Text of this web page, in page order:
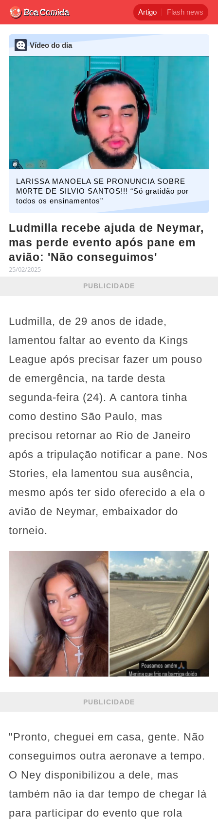
Artigo Flash news
Vídeo do dia
LARISSA MANOELA SE PRONUNCIA SOBRE
M0RTE DE SILVIO SANTOS!!! “Só gratidão por
todos os ensinamentos"
Ludmilla recebe ajuda de Neymar,
mas perde evento após pane em
avião: 'Não conseguimos'
25/02/2025
PUBLICIDADE
Ludmilla, de 29 anos de idade,
lamentou faltar ao evento da Kings
League após precisar fazer um pouso
de emergência, na tarde desta
segunda-feira (24). A cantora tinha
como destino São Paulo, mas
precisou retornar ao Rio de Janeiro
após a tripulação notificar a pane. Nos
Stories, ela lamentou sua ausência,
mesmo após ter sido oferecido a ela o
avião de Neymar, embaixador do
torneio.
PUBLICIDADE
"Pronto, cheguei em casa, gente. Não
conseguimos outra aeronave a tempo.
O Ney disponibilizou a dele, mas
também não ia dar tempo de chegar lá
para participar do evento que rola